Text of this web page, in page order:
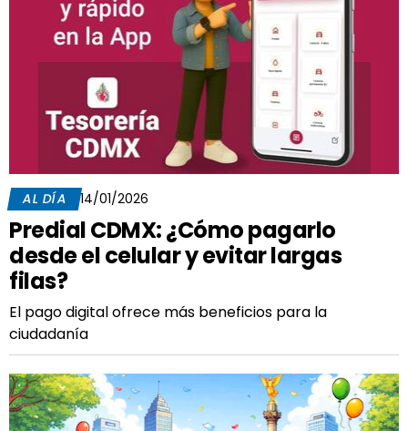
AL DÍA 14/01/2026
Predial CDMX: ¿Cómo pagarlo
desde el celular y evitar largas
filas?
El pago digital ofrece más beneficios para la
ciudadanía